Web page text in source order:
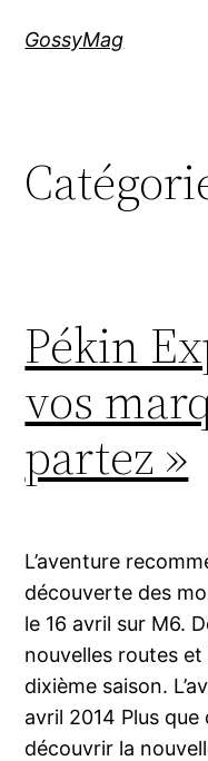
GossyMag
Pékin
vos
partez »
L’aventure
découverte des
le 16 avril sur M6.
nouvelles routes
dixième saison.
avril 2014 Plus
découvrir la